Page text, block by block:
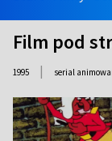
Film pod
1995 | serial